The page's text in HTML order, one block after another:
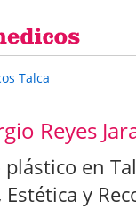
Talca
Reyes
en
Estética y